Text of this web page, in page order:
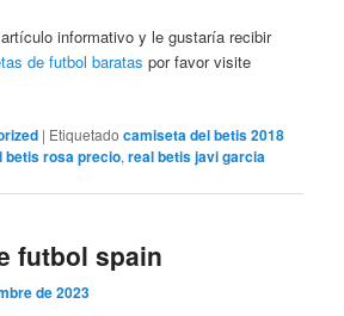
informativo y le gustaría recibir
de futbol baratas por favor visite
| Etiquetado camiseta del betis 2018
betis rosa precio,real betis javi garcia
futbol spain
de 2023